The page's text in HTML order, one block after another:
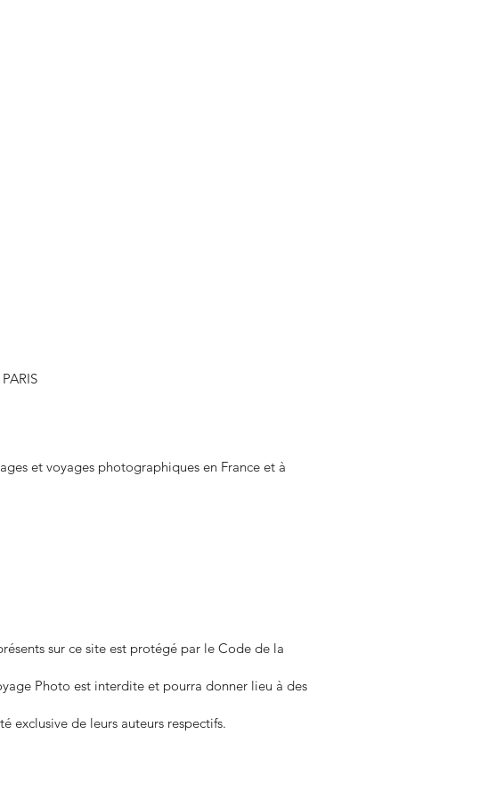
et voyages photographiques en France et à
sur ce site est protégé par le Code de la
Photo est interdite et pourra donner lieu à des
exclusive de leurs auteurs respectifs.